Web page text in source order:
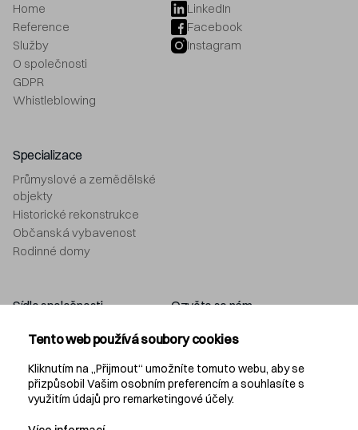
Home
Reference
Služby
O společnosti
GDPR
Whistleblowing
LinkedIn
Facebook
Instagram
Specializace
Průmyslové a zemědělské
objekty
Historické rekonstrukce
Občanská vybavenost
Rodinné domy
Sídlo společnosti
Navláčil stavební firma, s.r.o.
Bartošova 5532
760 01 Zlín
Ozvěte se nám
+420 577 212 049
info@navlacil.cz
Tento web používá soubory cookies
Kliknutím na „Přijmout“ umožníte tomuto webu, aby se
přizpůsobil Vašim osobním preferencím a souhlasíte s
využitím údajů pro remarketingové účely.